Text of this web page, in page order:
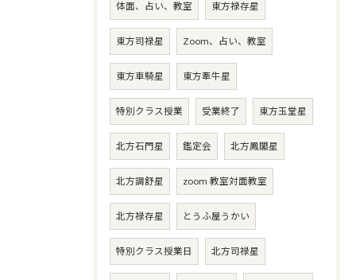
体面、占い、教室 東方禄存星
東方司禄星 Zoom、占い、教室
東方車騎星 東方牽牛星
特別クラス授業 受業終了 東方玉堂星
北方石門星 鑑定会 北方鳳閣星
北方調舒星 zoom 教室対面教室
北方禄存星 とうふ屋うかい
特別クラス授業日 北方司禄星